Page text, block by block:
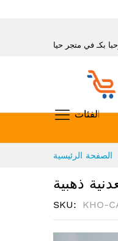
بكـ في متجر حيا
الصفحة الرئيسية
ذهبية
SKU KHO-